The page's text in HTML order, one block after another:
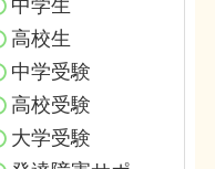
中学生
高校生
中学受験
高校受験
大学受験